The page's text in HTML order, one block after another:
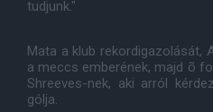
tudjunk."
Mata a klub rekordigazolását,
a meccs emberének, majd õ
Shreeves-nek, aki arról
gólja.